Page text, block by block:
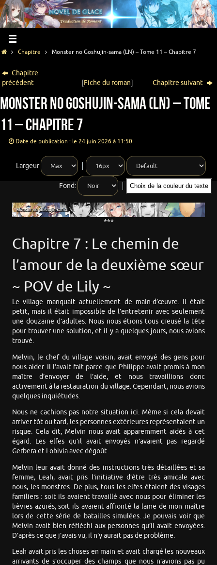
Chapitre Monster no Goshujin-sama (LN) – Tome 11 – Chapitre 7
Chapitre
précédent
[Fiche du roman] Chapitre suivant
Monster no Goshujin-sama (LN) – Tome
11 – Chapitre 7
Date de publication : le 24 juin 2026 à 11:50
Largeur
Fond: Choix de la couleur du texte
***
Chapitre 7 : Le chemin de
l’amour de la deuxième sœur
~ POV de Lily ~
Le village manquait actuellement de main-d’œuvre. Il était
petit, mais il était impossible de l’entretenir avec seulement
une douzaine d’adultes. Nous nous étions tous creusé la tête
pour trouver une solution, et il y a quelques jours, nous avions
trouvé.
Melvin, le chef du village voisin, avait envoyé des gens pour
nous aider. Il l’avait fait parce que Philippe avait promis à mon
maître d’envoyer de l’aide, et nous travaillions donc
activement à la restauration du village. Cependant, nous avions
quelques inquiétudes.
Nous ne cachions pas notre situation ici. Même si cela devait
arriver tôt ou tard, les personnes extérieures représentaient un
risque. Cela dit, Melvin nous avait apparemment aidés à cet
égard. Les elfes qu’il avait envoyés n’avaient pas regardé
Gerbera et Lobivia avec dégoût.
Melvin leur avait donné des instructions très détaillées et sa
femme, Leah, avait pris l’initiative d’être très amicale avec
nous, les monstres. De plus, tous les elfes étaient des visages
familiers : soit ils avaient travaillé avec nous pour éliminer les
lièvres azurés, soit ils avaient affronté la lame de mon maître
lors de cette série de batailles simulées. Je pouvais voir que
Melvin avait bien réfléchi aux personnes qu’il avait envoyées.
D’après ce que j’avais vu, il n’y aurait pas de problème.
Leah avait pris les choses en main et avait chargé les nouveaux
arrivants de s’occuper des champs que nous n’avions pas pu